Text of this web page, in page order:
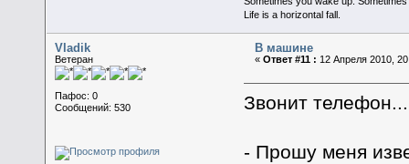
Life is a horizontal fall.
Vladik
Ветеран
Пафос: 0
Сообщений: 530
В машине
«Ответ #11 : 12 Апреля 2010,
Звонит
- Прошу меня